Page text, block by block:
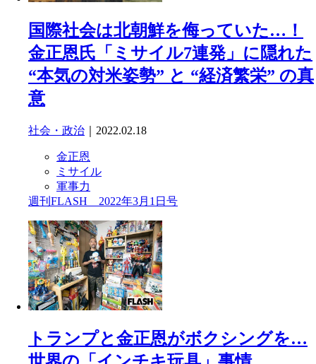
国際社会は北朝鮮を侮っていた…！
金正恩氏「ミサイル7連発」に隠れた
“本気の対米姿勢” と “経済繁栄” の真
意
社会・政治 ｜2022.02.18
金正恩
ミサイル
軍事力
週刊FLASH 2022年3月1日号
トランプと金正恩がボクシングを…